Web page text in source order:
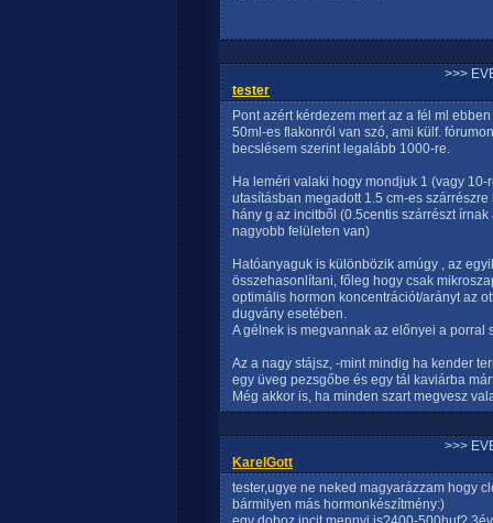
>>>
tester
Pont azért kérdezem mert az a fél ml
50ml-es flakonról van szó, ami külf.
becslésem szerint legalább 1000-re.
Ha leméri valaki hogy mondjuk 1 (vagy
utasításban megadott 1.5 cm-es
hány g az incitből (0.5centis szárrészt
nagyobb felületen van)
Hatóanyaguk is különbözik amúgy , az
összehasonlítani, főleg hogy csak
optimális hormon koncentrációt/arányt az
dugvány esetében.
A gélnek is megvannak az előnyei a porral
Az a nagy stájsz, -mint mindig ha kender
egy üveg pezsgőbe és egy tál kaviárba
Még akkor is, ha minden szart megvesz
>>>
KarelGott
tester,ugye ne neked magyarázzam hogy
bármilyen más hormonkészítmény:)